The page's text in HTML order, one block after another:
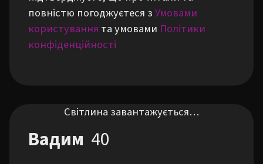
повністю погоджуєтеся зУмовами
користування та умовами Політики
конфіденційності
Світлина завантажується…
Вадим 40